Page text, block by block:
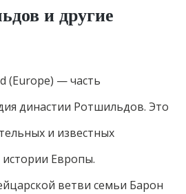
и другие
(Europe) — часть
династии Ротшильдов. Это
и известных
истории Европы.
ветви семьи Барон